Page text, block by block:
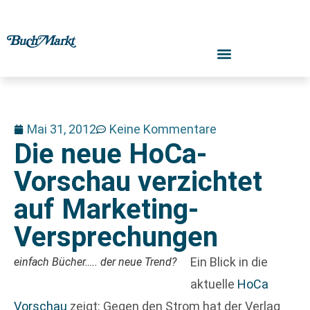
Mai 31, 2012 Keine Kommentare
Die neue HoCa-
Vorschau verzichtet
auf Marketing-
Versprechungen
einfach Bücher….. der neue Trend?
Ein Blick in die
aktuelle HoCa
Vorschau zeigt: Gegen den Strom hat der Verlag